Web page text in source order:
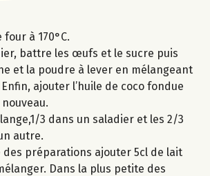
à 170°C.
battre les œufs et le sucre puis
et la poudre à lever en mélangeant
ajouter l’huile de coco fondue
3 dans un saladier et les 2/3
autre.
des préparations ajouter 5cl de lait
Dans la plus petite des